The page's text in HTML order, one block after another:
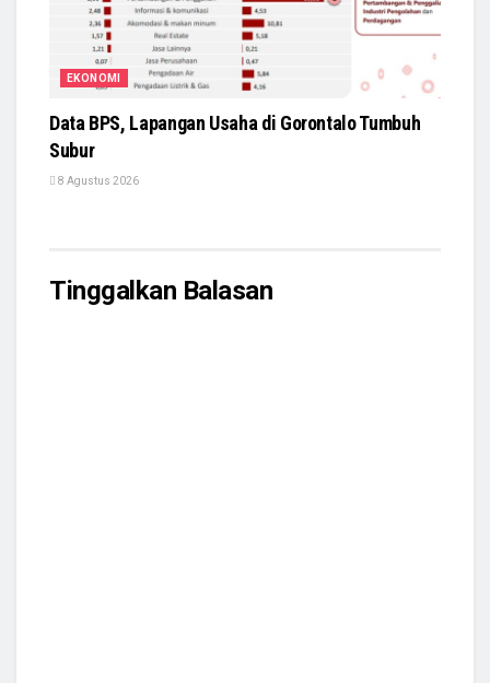
EKONOMI
Data BPS, Lapangan Usaha di Gorontalo Tumbuh
Subur
8 Agustus 2026
Tinggalkan Balasan